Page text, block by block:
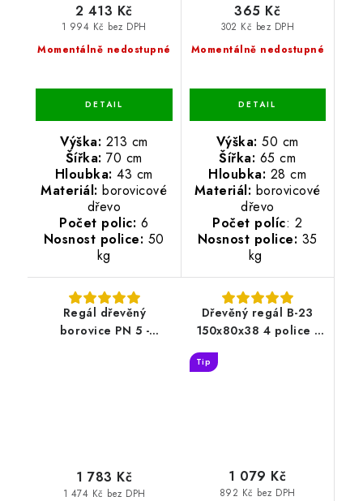
Momentálně nedostupné
1 994 Kč bez DPH
2 413 Kč
Výška: 213 cm
Šířka:70 cm
Hloubka: 43 cm
Materiál: borovicové
dřevo
Počet polic: 6
Nosnost police: 50
kg
Momentálně nedostupné
302 Kč bez DPH
365 Kč
Výška: 50 cm
Šířka: 65 cm
Hloubka: 28 cm
Materiál: borovicové
dřevo
Počet políc: 2
Nosnost police: 35
kg
Regál dřevěný
borovice PN 5 -
1 474 Kč bez DPH
1 783 Kč
Dřevěný regál B-23
150x80x38 4 police -
Tip
892 Kč bez DPH
1 079 Kč